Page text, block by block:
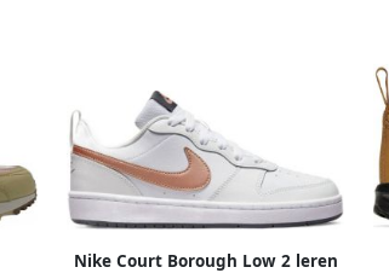
Nike Court Borough Low 2 leren